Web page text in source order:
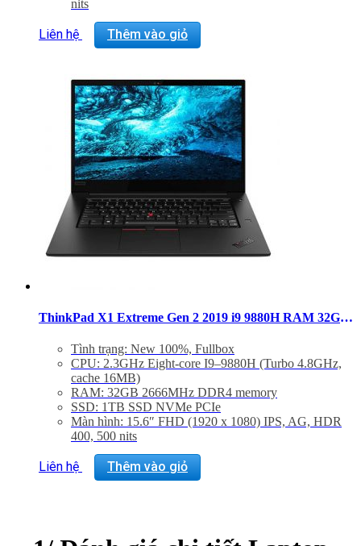
nits
OS: Windows Pro License
Trọng lượng: 1.70Kg
Liên hệ Thêm vào giỏ
ThinkPad X1 Extreme Gen 2 2019 i9 9880H RAM 32GB SSD 1TB FHD GTX 1650 Max-Q (MỚI)
Tình trạng: New 100%, Fullbox
CPU: 2.3GHz Eight-core I9–9880H (Turbo 4.8GHz,
cache 16MB)
RAM: 32GB 2666MHz DDR4 memory
SSD: 1TB SSD NVMe PCIe
Màn hình: 15.6″ FHD (1920 x 1080) IPS, AG, HDR
400, 500 nits
(4GB)
OS: Windows Pro License
Liên hệ Thêm vào giỏ